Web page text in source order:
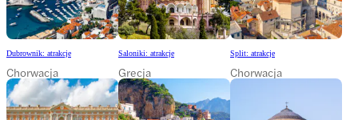
Dubrownik: atrakcje
Chorwacja
Saloniki: atrakcje
Grecja
Split: atrakcje
Chorwacja